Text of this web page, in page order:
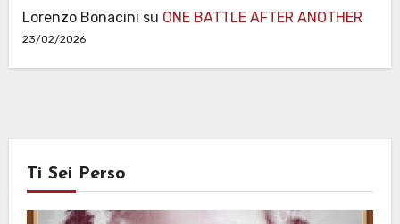
Lorenzo Bonacini su ONE BATTLE AFTER ANOTHER
23/02/2026
Ti Sei Perso